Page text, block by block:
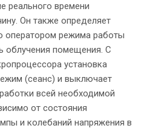
реального времени
Он также определяет
оператором режима работы
облучения помещения. С
установка
(сеанс) и выключает
всей необходимой
от состояния
и колебаний напряжения в